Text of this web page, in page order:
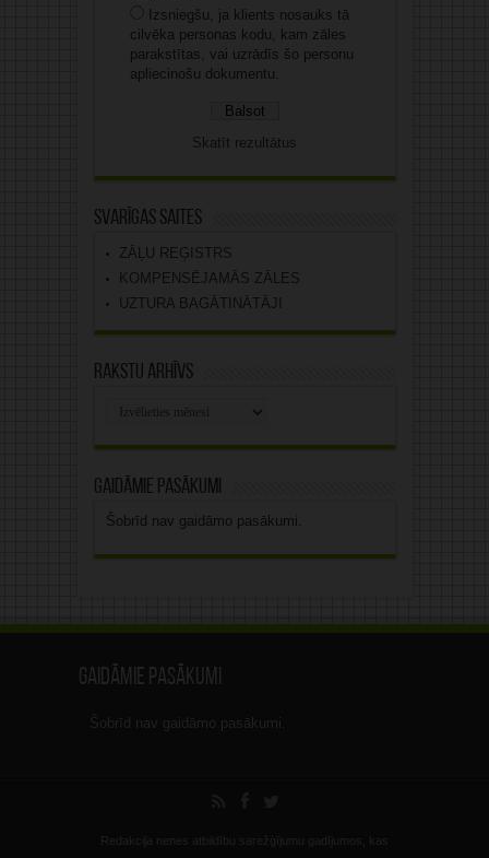
Izsniegšu, ja klients nosauks tā
cilvēka personas kodu, kam zāles
parakstītas, vai uzrādīs šo personu
apliecinošu dokumentu.
Skatīt rezultātus
Svarīgas saites
ZĀĻU REĢISTRS
KOMPENSĒJAMĀS ZĀLES
UZTURA BAGĀTINĀTĀJI
Rakstu arhīvs
Gaidāmie pasākumi
Šobrīd nav gaidāmo pasākumi.
Gaidāmie pasākumi
Šobrīd nav gaidāmo pasākumi.
Redakcija nenes atbildību sarežģījumu gadījumos, kas